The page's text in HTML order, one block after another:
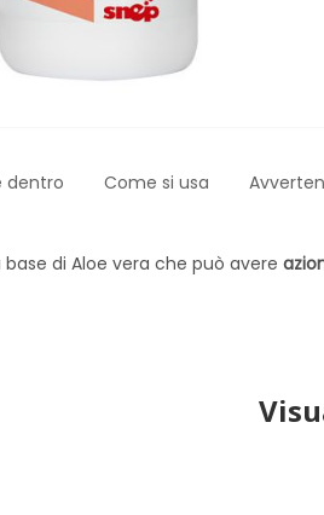
dentro Come si usa
di Aloe vera che può avere